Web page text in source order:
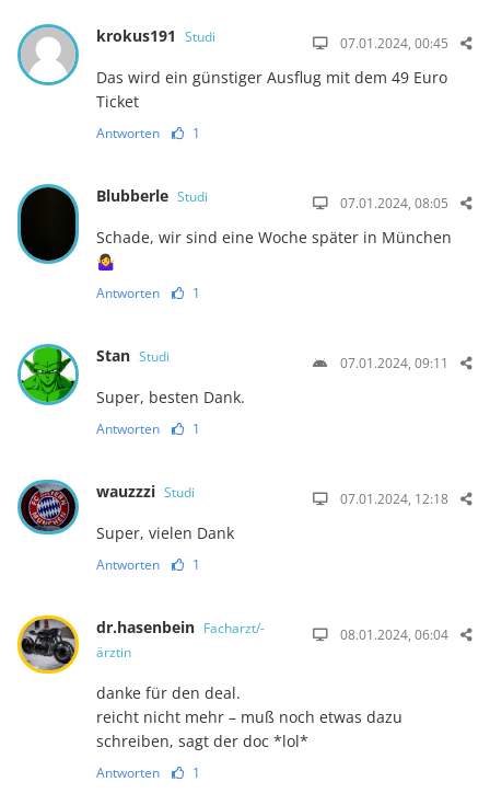
krokus191 Studi 07.01.2024, 00:45
Das wird ein günstiger Ausflug mit dem 49 Euro
Ticket
Antworten 1
Blubberle Studi 07.01.2024, 08:05
Schade, wir sind eine Woche später in München
🤷‍♀️
Antworten 1
Stan Studi 07.01.2024, 09:11
Super, besten Dank.
Antworten 1
wauzzzi Studi 07.01.2024, 12:18
Super, vielen Dank
Antworten 1
dr.hasenbein Facharzt/-
ärztin
08.01.2024, 06:04
danke für den deal.
reicht nicht mehr – muß noch etwas dazu
schreiben, sagt der doc *lol*
Antworten 1